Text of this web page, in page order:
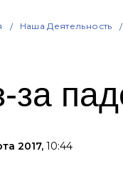
Наша Деятельность
за
2017, 10:44